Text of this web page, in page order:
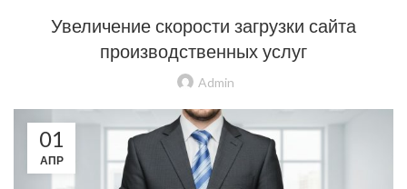
Увеличение скорости загрузки сайта
производственных услуг
Admin
01
АПР